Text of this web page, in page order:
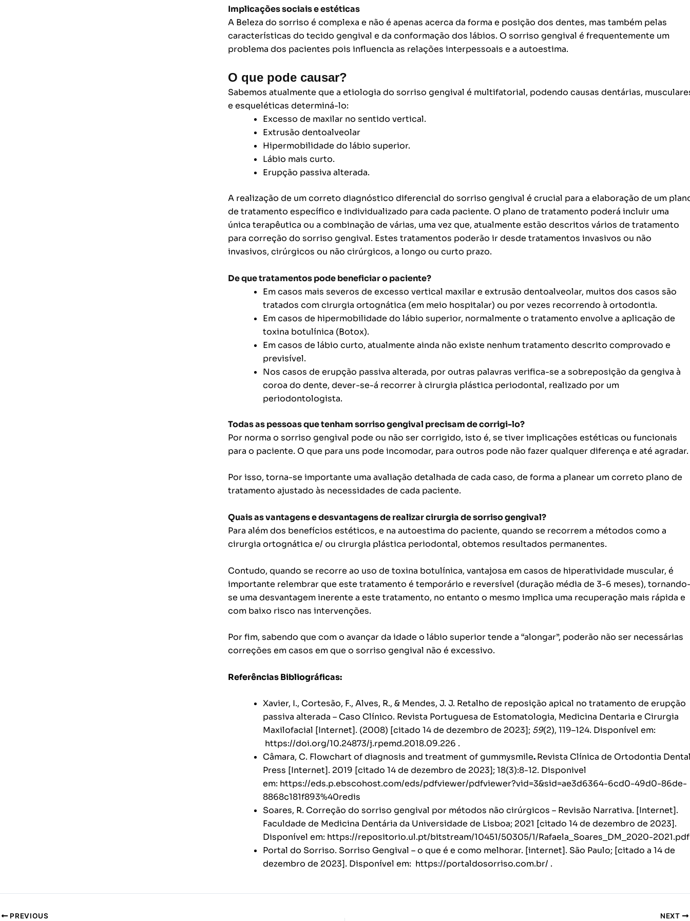
Implicações sociais e estéticas
A Beleza do sorriso é complexa e não é apenas acerca da forma e posição dos dentes, mas também pelas
características do tecido gengival e da conformação dos lábios. O sorriso gengival é frequentemente um
problema dos pacientes pois influencia as relações interpessoais e a autoestima.
O que pode causar?
Sabemos atualmente que a etiologia do sorriso gengival é multifatorial, podendo causas dentárias,
e esqueléticas determiná-lo:
Excesso de maxilar no sentido vertical.
Extrusão dentoalveolar
Hipermobilidade do lábio superior.
Lábio mais curto.
Erupção passiva alterada.
A realização de um correto diagnóstico diferencial do sorriso gengival é crucial para a elaboração de um
de tratamento específico e individualizado para cada paciente. O plano de tratamento poderá incluir uma
única terapêutica ou a combinação de várias, uma vez que, atualmente estão descritos vários de tratamento
para correção do sorriso gengival. Estes tratamentos poderão ir desde tratamentos invasivos ou não
invasivos, cirúrgicos ou não cirúrgicos, a longo ou curto prazo.
De que tratamentos pode beneficiar o paciente?
Em casos mais severos de excesso vertical maxilar e extrusão dentoalveolar, muitos dos casos são
tratados com cirurgia ortognática (em meio hospitalar) ou por vezes recorrendo à ortodontia.
Em casos de hipermobilidade do lábio superior, normalmente o tratamento envolve a aplicação de
toxina botulínica (Botox).
Em casos de lábio curto, atualmente ainda não existe nenhum tratamento descrito comprovado e
previsível.
Nos casos de erupção passiva alterada, por outras palavras verifica-se a sobreposição da gengiva à
coroa do dente, dever-se-á recorrer à cirurgia plástica periodontal, realizado por um
periodontologista.
Todas as pessoas que tenham sorriso gengival precisam de corrigi-lo?
Por norma o sorriso gengival pode ou não ser corrigido, isto é, se tiver implicações estéticas ou funcionais
para o paciente. O que para uns pode incomodar, para outros pode não fazer qualquer diferença e até agradar.
Por isso, torna-se importante uma avaliação detalhada de cada caso, de forma a planear um correto plano de
tratamento ajustado às necessidades de cada paciente.
Quais as vantagens e desvantagens de realizar cirurgia de sorriso gengival?
Para além dos benefícios estéticos, e na autoestima do paciente, quando se recorrem a métodos como a
cirurgia ortognática e/ ou cirurgia plástica periodontal, obtemos resultados permanentes.
Contudo, quando se recorre ao uso de toxina botulínica, vantajosa em casos de hiperatividade muscular, é
importante relembrar que este tratamento é temporário e reversível (duração média de 3-6 meses),
se uma desvantagem inerente a este tratamento, no entanto o mesmo implica uma recuperação mais rápida e
com baixo risco nas intervenções.
Por fim, sabendo que com o avançar da idade o lábio superior tende a “alongar”, poderão não ser necessárias
correções em casos em que o sorriso gengival não é excessivo.
Referências Bibliográficas:
Xavier, I., Cortesão, F., Alves, R., & Mendes, J. J. Retalho de reposição apical no tratamento de erupção
passiva alterada – Caso Clínico. Revista Portuguesa de Estomatologia, Medicina Dentaria e Cirurgia
Maxilofacial [Internet]. (2008) [citado 14 de dezembro de 2023]; 59(2), 119–124. Disponível em:
https://doi.org/10.24873/j.rpemd.2018.09.226 .
Câmara, C. Flowchart of diagnosis and treatment of gummysmile.Revista Clínica de Ortodontia
Press [Internet]. 2019 [citado 14 de dezembro de 2023]; 18(3):8-12. Disponivel
em: https://eds.p.ebscohost.com/eds/pdfviewer/pdfviewer?vid=3&sid=ae3d6364-6cd0-49d0-86de-
8868c181f893%40redis
Soares, R. Correção do sorriso gengival por métodos não cirúrgicos – Revisão Narrativa. [Internet].
Faculdade de Medicina Dentária da Universidade de Lisboa; 2021 [citado 14 de dezembro de 2023].
Disponível em: https://repositorio.ul.pt/bitstream/10451/50305/1/Rafaela_Soares_DM_2020-2021.pdf
Portal do Sorriso. Sorriso Gengival – o que é e como melhorar. [internet]. São Paulo; [citado a 14 de
dezembro de 2023]. Disponível em: https://portaldosorriso.com.br/ .
PREVIOUS NEXT